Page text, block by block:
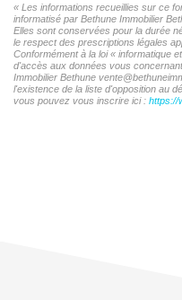
« Les informations recueillies sur ce
informatisé par Bethune Immobilier
Elles sont conservées pour la durée
le respect des prescriptions légales
Conformément à la loi « informatique
d'accès aux données vous
Immobilier Bethune
l'existence de la liste d'opposition au
vous pouvez vous inscrire ici : https://